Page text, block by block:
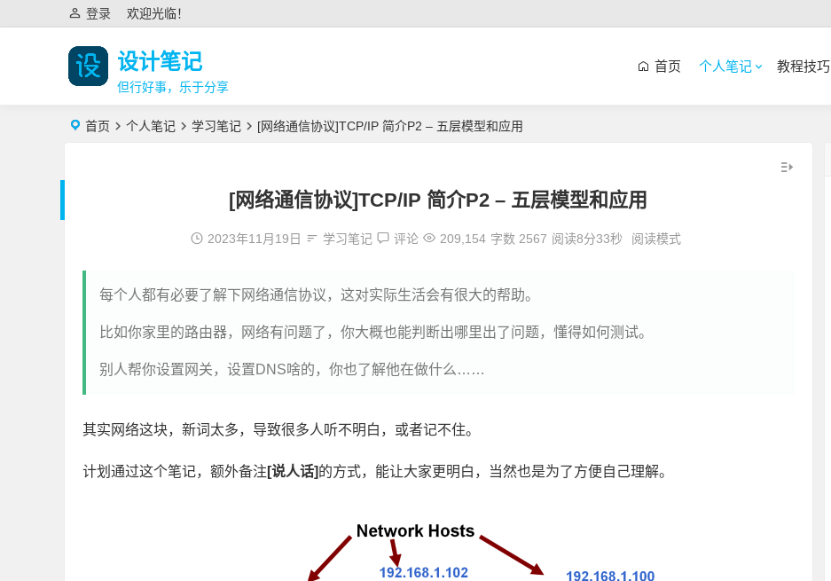
欢迎光临！
登录
设计笔记
但行好事，乐于分享
首页 个人笔记 教程技巧
首页 个人笔记 学习笔记 [网络通信协议]TCP/IP 简介P2 – 五层模型和应用
[网络通信协议]TCP/IP 简介P2 – 五层模型和应用
2023年11月19日 学习笔记 评论 209,154 字数 2567 阅读8分33秒 阅读模式
每个人都有必要了解下网络通信协议，这对实际生活会有很大的帮助。
比如你家里的路由器，网络有问题了，你大概也能判断出哪里出了问题，懂得如何测试。
别人帮你设置网关，设置DNS啥的，你也了解他在做什么……
其实网络这块，新词太多，导致很多人听不明白，或者记不住。
计划通过这个笔记，额外备注 [说人话]的方式，能让大家更明白，当然也是为了方便自己理解。